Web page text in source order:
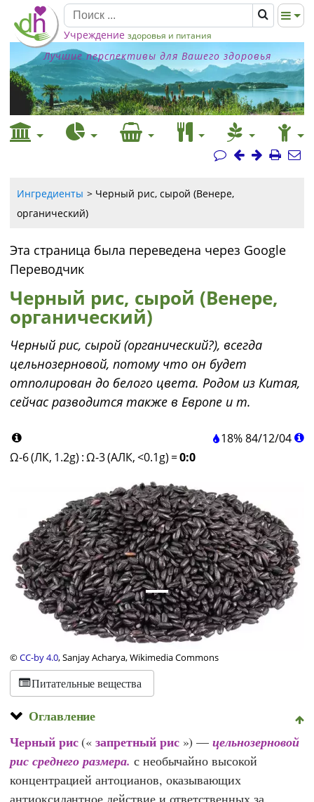
Учреждение здоровья и питания
Лучшие перспективы для Вашего здоровья
Ингредиенты
Черный рис, сырой (Венере,
органический)
Эта страница была переведена через Google
Переводчик
Черный рис, сырой (Венере,
органический)
Черный рис, сырой (органический?), всегда
цельнозерновой, потому что он будет
отполирован до белого цвета. Родом из Китая,
сейчас разводится также в Европе и т.
18%84/12/04
Ω-6 (ЛК, 1.2g) :Ω-3 (АЛК, <0.1g) =0:0
©CC-by 4.0, Sanjay Acharya, Wikimedia Commons
Питательные вещества
Оглавление
Черный рис(«запретный рис») —цельнозерновой
рис среднего размера. с необычайно высокой
концентрацией антоцианов, оказывающих
антиоксидантное действие и ответственных за